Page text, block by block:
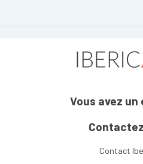
Vous avez un
Contact